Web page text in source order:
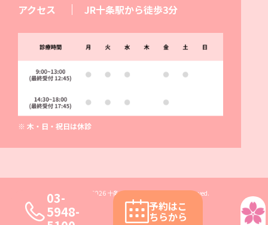
03-
5948- 予約はこ
ちらから
アクセス
JR十条駅から徒歩3分
※ 木・日・祝日は休診
copyright© 2026 十条さくら皮膚科 All Rights Reserved.